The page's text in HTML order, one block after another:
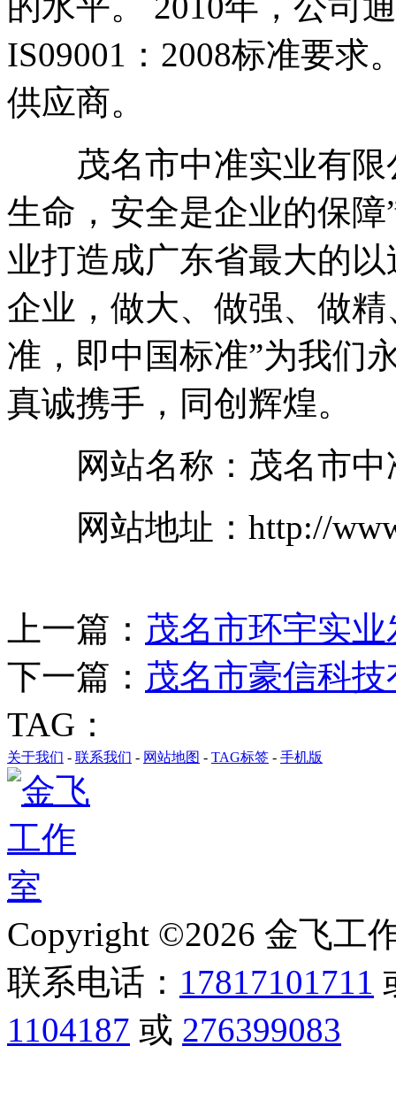
IS09001：2008标准要求
供应商。
茂名市中准实业有限
生命，安全是企业的保
业打造成广东省最大的
企业，做大、做强、做
准，即中国标准”为我们
真诚携手，同创辉煌。
网站名称：茂名市中
网站地址：http://
上一篇： 茂名市环宇实
下一篇： 茂名市豪信科
TAG：
关于我们 - 联系我们 - 网站地图 - TAG标签 - 手机版
Copyright ©2026 金飞工
联系电话： 17817101711
1104187 或 276399083